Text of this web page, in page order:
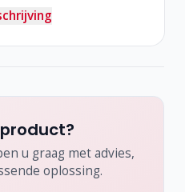
luidsprekers
voeding en
ontwerp
u graag met advies,
oplossing.